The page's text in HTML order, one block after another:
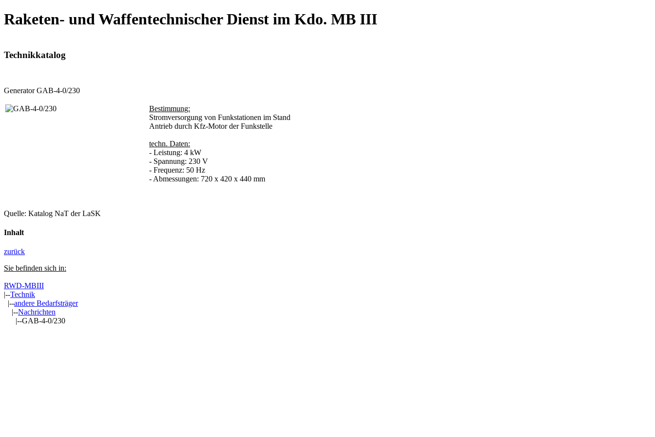
Raketen- und Waffentechnischer Dienst im Kdo. MB III
Technikkatalog
Generator GAB-4-0/230
Bestimmung:
Stromversorgung von Funkstationen im Stand
Antrieb durch Kfz-Motor der Funkstelle
techn. Daten:
- Leistung: 4 kW
- Spannung: 230 V
- Frequenz: 50 Hz
- Abmessungen: 720 x 420 x 440 mm
Quelle: Katalog NaT der LaSK
Inhalt
zurück
Sie befinden sich in:
RWD-MBIII
|--Technik
|--andere Bedarfsträger
|--Nachrichten
|--GAB-4-0/230